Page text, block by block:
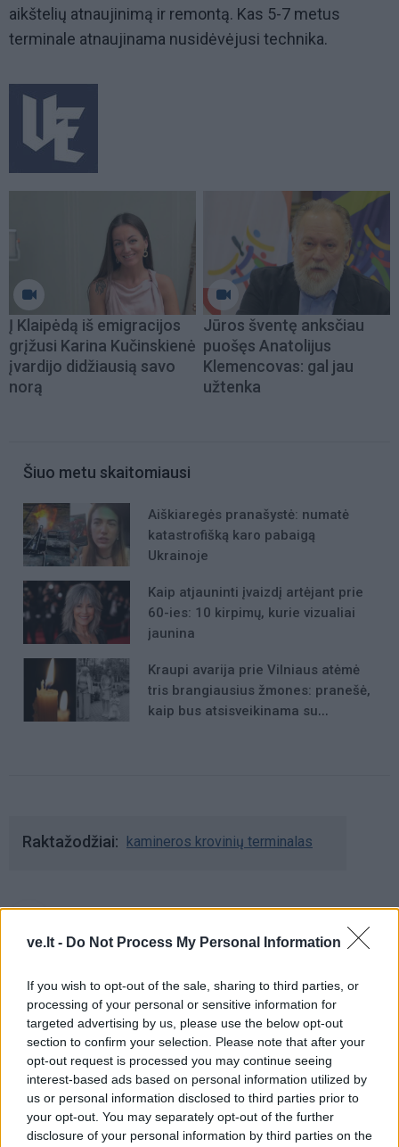
ve.lt - Do Not Process My Personal Information
If you wish to opt-out of the sale, sharing to third parties, or
processing of your personal or sensitive information for
targeted advertising by us, please use the below opt-out
section to confirm your selection. Please note that after your
opt-out request is processed you may continue seeing
interest-based ads based on personal information utilized by
us or personal information disclosed to third parties prior to
your opt-out. You may separately opt-out of the further
disclosure of your personal information by third parties on the
aikštelių atnaujinimą ir remontą. Kas 5-7 metus
terminale atnaujinama nusidėvėjusi technika.
Į Klaipėdą iš emigracijos
grįžusi Karina Kučinskienė
įvardijo didžiausią savo
norą
Jūros šventę anksčiau
puošęs Anatolijus
Klemencovas: gal jau
užtenka
Šiuo metu skaitomiausi
Aiškiaregės pranašystė: numatė
katastrofišką karo pabaigą
Ukrainoje
Kaip atjauninti įvaizdį artėjant prie
60-ies: 10 kirpimų, kurie vizualiai
jaunina
Kraupi avarija prie Vilniaus atėmė
tris brangiausius žmones: pranešė,
kaip bus atsisveikinama su
Raktažodžiai kamineros krovinių terminalas
Rašyti komentarą
Jūsų vardas
Komentaras